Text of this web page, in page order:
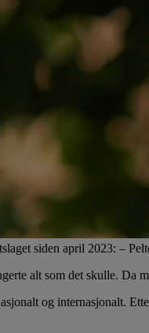
siden april 2023: –
alt som det skulle.
og internasjonalt.